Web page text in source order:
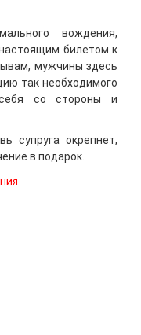
вождения,
билетом к
мужчины здесь
так необходимого
со стороны и
супруга окрепнет,
в подарок.